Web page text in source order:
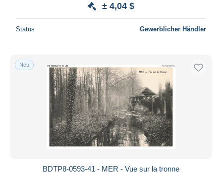
± 4,04 $
Status Gewerblicher Händler
Neu
BDTP8-0593-41 - MER - Vue sur la tronne